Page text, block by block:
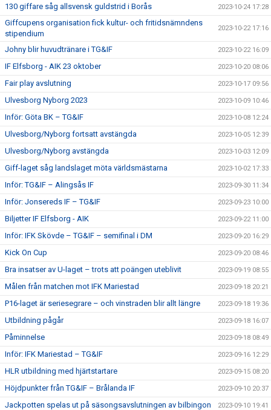
130 giffare såg allsvensk guldstrid i Borås 2023-10-24 17:28
Giffcupens organisation fick kultur- och fritidsnämndens
stipendium
2023-10-22 17:16
Johny blir huvudtränare i TG&IF 2023-10-22 16:09
IF Elfsborg - AIK 23 oktober 2023-10-20 08:06
Fair play avslutning 2023-10-17 09:56
Ulvesborg Nyborg 2023 2023-10-09 10:46
Inför: Göta BK – TG&IF 2023-10-08 12:24
Ulvesborg/Nyborg fortsatt avstängda 2023-10-05 12:39
Ulvesborg/Nyborg avstängda 2023-10-03 12:09
Giff-laget såg landslaget möta världsmästarna 2023-10-02 17:33
Inför: TG&IF – Alingsås IF 2023-09-30 11:34
Inför: Jonsereds IF – TG&IF 2023-09-23 10:00
Biljetter IF Elfsborg - AIK 2023-09-22 11:00
Inför: IFK Skövde – TG&IF – semifinal i DM 2023-09-20 16:29
Kick On Cup 2023-09-20 08:46
Bra insatser av U-laget – trots att poängen uteblivit 2023-09-19 08:55
Målen från matchen mot IFK Mariestad 2023-09-18 20:21
P16-laget är seriesegrare – och vinstraden blir allt längre 2023-09-18 19:36
Utbildning pågår 2023-09-18 16:07
Påminnelse 2023-09-18 08:49
Inför: IFK Mariestad – TG&IF 2023-09-16 12:29
HLR utbildning med hjärtstartare 2023-09-15 08:20
Höjdpunkter från TG&IF – Brålanda IF 2023-09-10 20:37
Jackpotten spelas ut på säsongsavslutningen av bilbingon 2023-09-10 19:41